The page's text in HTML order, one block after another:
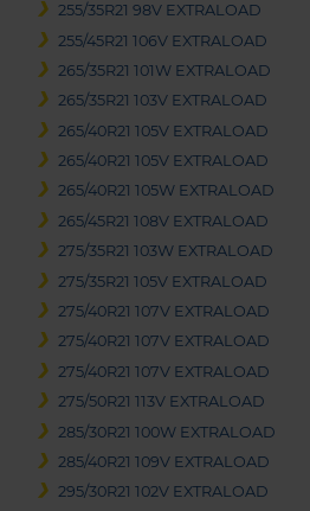
255/35R21 98V EXTRALOAD
255/45R21 106V EXTRALOAD
265/35R21 101W EXTRALOAD
265/35R21 103V EXTRALOAD
265/40R21 105V EXTRALOAD
265/40R21 105V EXTRALOAD
265/40R21 105W EXTRALOAD
265/45R21 108V EXTRALOAD
275/35R21 103W EXTRALOAD
275/35R21 105V EXTRALOAD
275/40R21 107V EXTRALOAD
275/40R21 107V EXTRALOAD
275/40R21 107V EXTRALOAD
275/50R21 113V EXTRALOAD
285/30R21 100W EXTRALOAD
285/40R21 109V EXTRALOAD
295/30R21 102V EXTRALOAD